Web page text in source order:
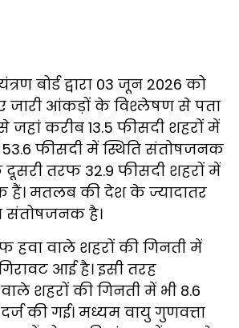
बोर्ड द्वारा 03 जून 2026 को
जारी आंकड़ों के विश्लेषण से पता
करीब 13.5 फीसदी शहरों में
53.6 फीसदी में स्थिति संतोषजनक
तरफ 32.9 फीसदी शहरों में
हैं। मतलब की देश के ज्यादातर
संतोषजनक है।
वाले शहरों की गिनती में
आई है। इसी तरह
शहरों की गिनती में भी 8.6
की गई। मध्यम वायु गुणवत्ता